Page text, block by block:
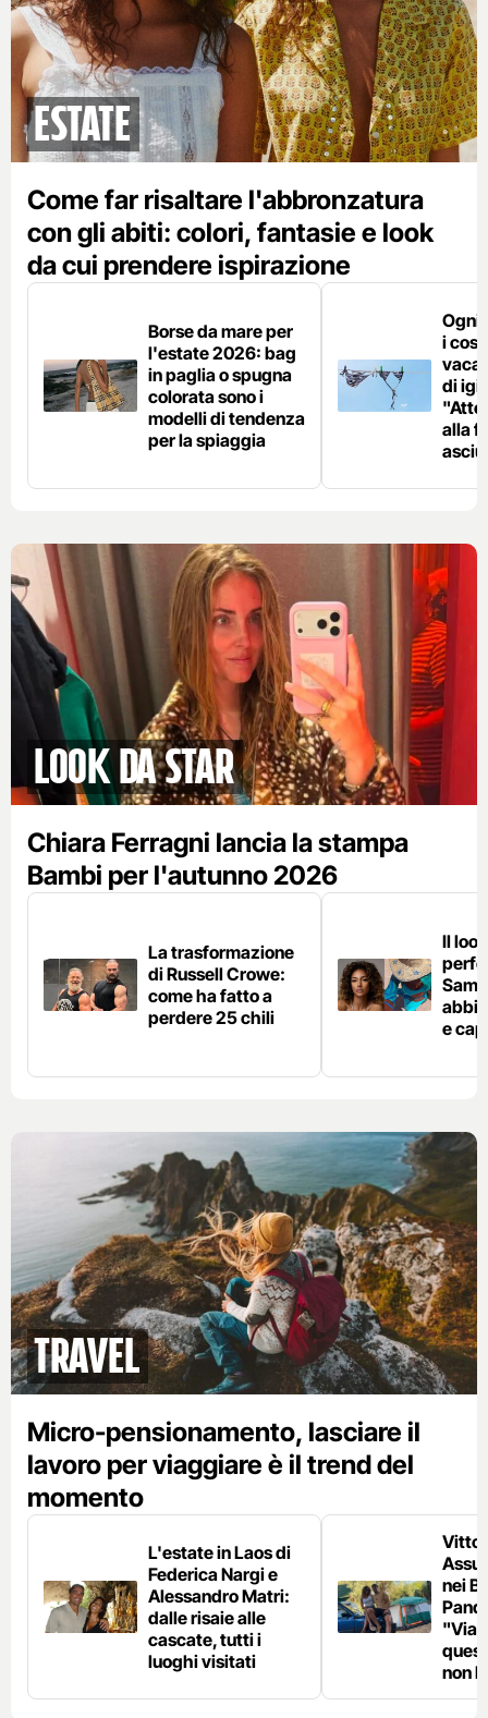
Estate
Come far risaltare l'abbronzatura
con gli abiti: colori, fantasie e look
da cui prendere ispirazione
Borse da mare per
l'estate 2026: bag
in paglia o spugna
colorata sono i
modelli di tendenza
per la spiaggia
Ogni
i
di
alla
Look da star
Chiara Ferragni lancia la stampa
Bambi per l'autunno 2026
La trasformazione
di Russell Crowe:
come ha fatto a
perdere 25 chili
Il
e
Travel
Micro-pensionamento, lasciare il
lavoro per viaggiare è il trend del
momento
L'estate in Laos di
Federica Nargi e
Alessandro Matri:
dalle risaie alle
cascate, tutti i
luoghi visitati
nei
non